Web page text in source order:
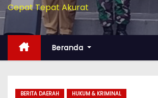
Cepat Tepat Akurat
Beranda
BERITA DAERAH HUKUM & KRIMINAL